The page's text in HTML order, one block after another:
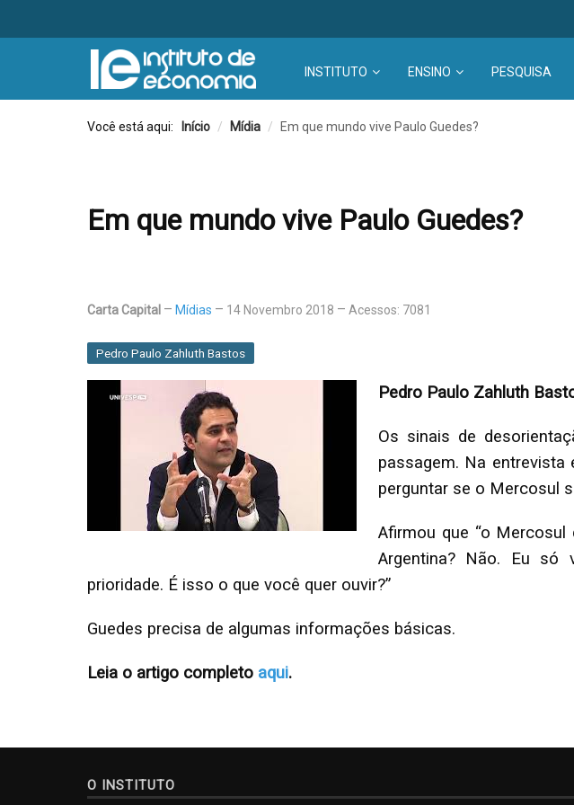
INSTITUTO ENSINO PESQUISA
Você está aqui: Início / Mídia / Em que mundo vive Paulo Guedes?
Em que mundo vive Paulo Guedes?
Carta Capital Mídias 14 Novembro 2018 Acessos: 7081
Pedro Paulo Zahluth Bastos
Pedro Paulo Zahluth
Os sinais de
passagem. Na entrevista
perguntar se o Mercosul
Afirmou que “o
Argentina? Não. Eu só
prioridade. É isso o que você quer ouvir?”
Guedes precisa de algumas informações básicas.
Leia o artigo completo aqui.
O INSTITUTO